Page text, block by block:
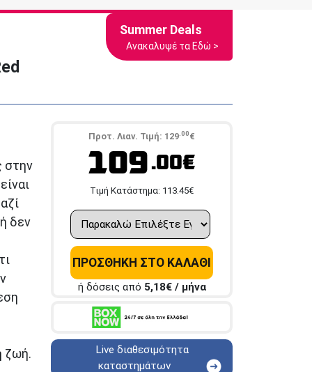
Summer Deals
Ανακαλυψέ τα Εδώ >
στην
δεν
ζωή.
Προτ. Λιαν. Τιμή: 129 .00€
109.00€
Tιμή Κατάστημα: 113.45€
ΠΡΟΣΘΗΚΗ ΣΤΟ ΚΑΛΑΘΙ
ή δόσεις από 5,18€ / μήνα
Live διαθεσιμότητα
καταστημάτων